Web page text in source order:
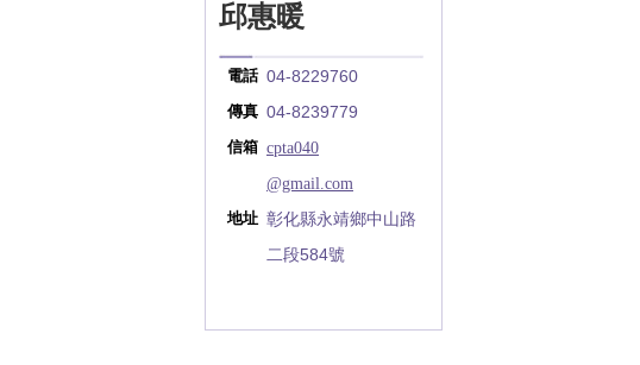
邱惠暖
電話 04-8229760
傳真 04-8239779
信箱 cpta040
@gmail.com
地址 彰化縣永靖鄉中山路
二段584號